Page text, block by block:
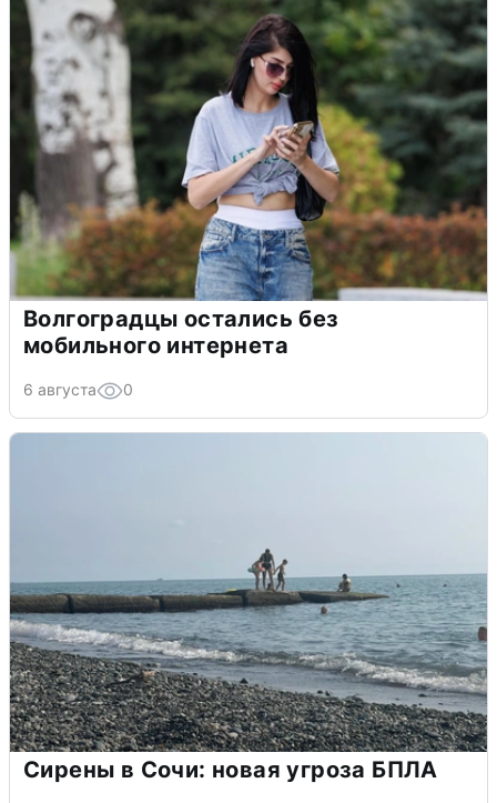
Волгоградцы остались без
мобильного интернета
6 августа 0
Сирены в Сочи: новая угроза БПЛА